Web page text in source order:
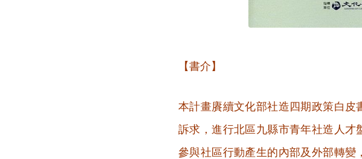
【書介】
本計畫賡續文化部社造四期政策白皮
訴求，進行北區九縣市青年社造人
參與社區行動產生的內部及外部轉